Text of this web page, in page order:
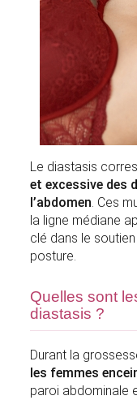
Le diastasis
et excessive des
l’abdomen . Ces
la ligne médiane
clé dans le
posture.
Quelles sont
diastasis ?
Durant la
les femmes
paroi abdominale